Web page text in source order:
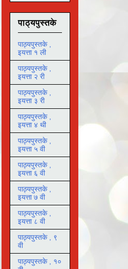
पाठ्यपुस्तके
पाठ्यपुस्तके ,
इयत्ता १ ली
पाठ्यपुस्तके ,
इयत्ता २ री
पाठ्यपुस्तके ,
इयत्ता ३ री
पाठ्यपुस्तके ,
इयत्ता ४ थी
पाठ्यपुस्तके ,
इयत्ता ५ वी
पाठ्यपुस्तके ,
इयत्ता ६ वी
पाठ्यपुस्तके ,
इयत्ता ७ वी
पाठ्यपुस्तके ,
इयत्ता ८ वी
पाठ्यपुस्तके , ९
वी
पाठ्यपुस्तके , १०